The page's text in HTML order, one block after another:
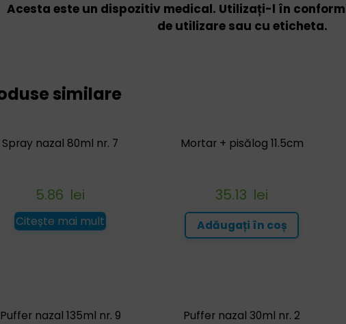
Acesta este un dispozitiv medical. Utilizați-l în
de utilizare sau cu eticheta.
similare
Spray nazal 80ml nr. 7
5.86 lei
Citește mai mult
Mortar + pisălog 11.5cm
35.13 lei
Adăugați în coș
Puffer nazal 135ml nr. 9 Puffer nazal 30ml nr. 2